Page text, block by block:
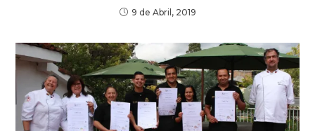
9 de Abril, 2019